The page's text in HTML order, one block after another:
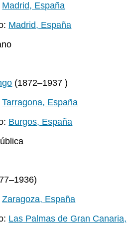
Madrid, España
Madrid, España
(1872–1937 )
Tarragona, España
Burgos, España
Zaragoza, España
Las Palmas de Gran Canaria,